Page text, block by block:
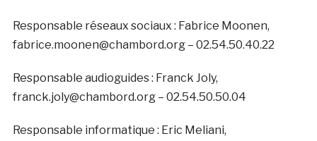
Responsable réseaux sociaux : Fabrice Moonen,
fabrice.moonen@chambord.org – 02.54.50.40.22
Responsable audioguides : Franck Joly,
franck.joly@chambord.org – 02.54.50.50.04
Responsable informatique : Eric Meliani,